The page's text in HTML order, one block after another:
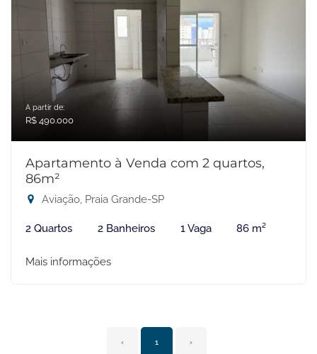
A partir de:
R$ 490.000
Apartamento à Venda com 2 quartos,
86m²
Aviação, Praia Grande-SP
2 Quartos 2 Banheiros 1 Vaga 86 m²
Mais informações
‹ 1 ›